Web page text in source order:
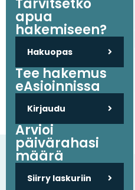
Tarvitsetko
apua
hakemiseen?
Hakuopas
Tee hakemus
eAsioinnissa
Kirjaudu
Arvioi
päivärahasi
määrä
Siirry laskuriin